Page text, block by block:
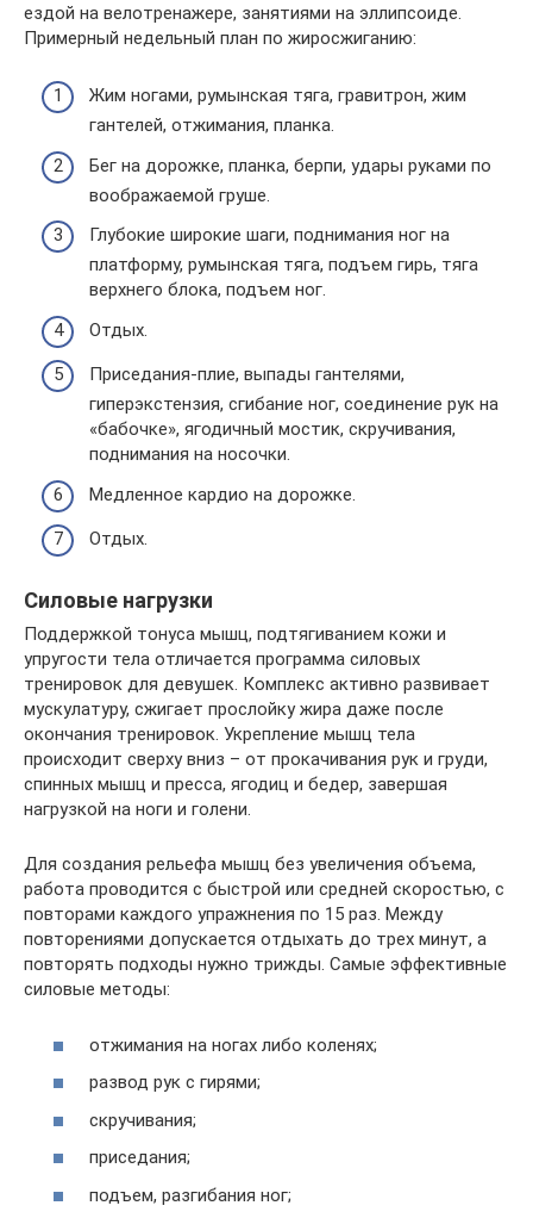
ездой на велотренажере, занятиями на эллипсоиде.
Примерный недельный план по жиросжиганию:
Жим ногами, румынская тяга, гравитрон, жим
гантелей, отжимания, планка.
Бег на дорожке, планка, берпи, удары руками по
воображаемой груше.
Глубокие широкие шаги, поднимания ног на
платформу, румынская тяга, подъем гирь, тяга
верхнего блока, подъем ног.
Отдых.
Приседания-плие, выпады гантелями,
гиперэкстензия, сгибание ног, соединение рук на
«бабочке», ягодичный мостик, скручивания,
поднимания на носочки.
Медленное кардио на дорожке.
Отдых.
Силовые нагрузки
Поддержкой тонуса мышц, подтягиванием кожи и
упругости тела отличается программа силовых
тренировок для девушек. Комплекс активно развивает
мускулатуру, сжигает прослойку жира даже после
окончания тренировок. Укрепление мышц тела
происходит сверху вниз – от прокачивания рук и груди,
спинных мышц и пресса, ягодиц и бедер, завершая
нагрузкой на ноги и голени.
Для создания рельефа мышц без увеличения объема,
работа проводится с быстрой или средней скоростью, с
повторами каждого упражнения по 15 раз. Между
повторениями допускается отдыхать до трех минут, а
повторять подходы нужно трижды. Самые эффективные
силовые методы:
отжимания на ногах либо коленях;
развод рук с гирями;
скручивания;
приседания;
подъем, разгибания ног;